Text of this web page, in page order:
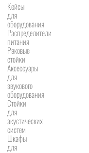
Кейсы
для
оборудования
Распределители
питания
Рэковые
стойки
Аксессуары
для
звукового
оборудования
Стойки
для
акустических
систем
Шкафы
для